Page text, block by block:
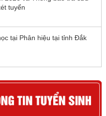
tuyển
tại Phân hiệu tại tỉnh Đắk